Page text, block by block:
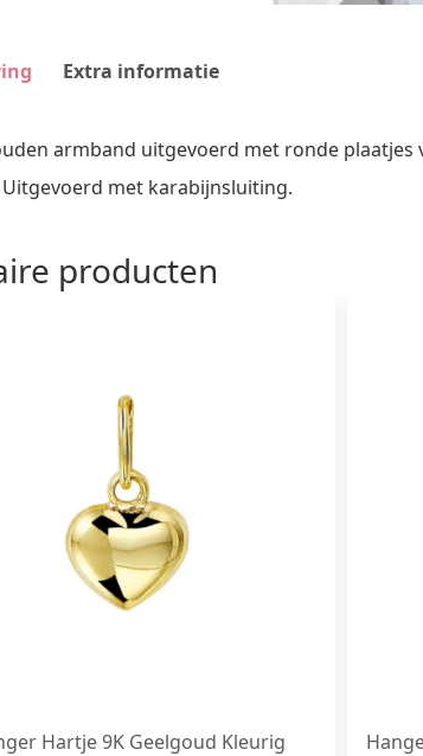
Extra informatie
armband uitgevoerd met ronde
Uitgevoerd met karabijnsluiting.
producten
Hartje 9K Geelgoud Kleurig